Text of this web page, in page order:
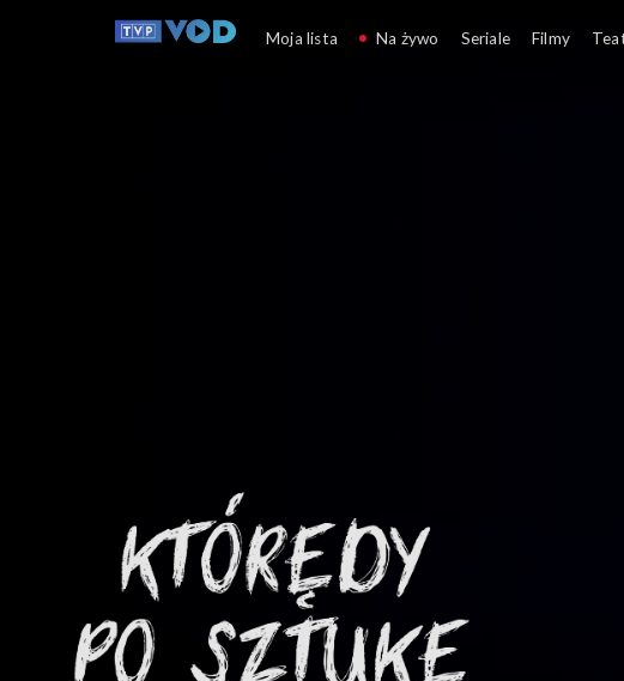
Moja lista Na żywo Seriale Filmy